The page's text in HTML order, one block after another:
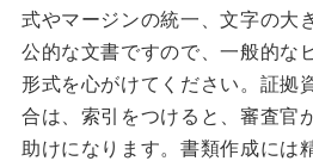
式やマージンの統一、文字の大
公的な文書ですので、一般的な
形式を心がけてください。証拠
合は、索引をつけると、審査官
助けになります。書類作成には